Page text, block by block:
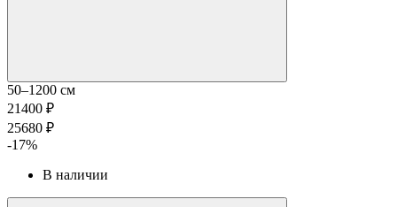
50–1200 см
21400 ₽
25680 ₽
-17%
В наличии